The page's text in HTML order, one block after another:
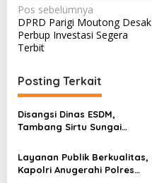
N
a
v
i
g
a
s
i
p
Pos sebelumnya
DPRD Parigi Moutong Desak
Perbup Investasi Segera
Terbit
Posting Terkait
Disangsi Dinas ESDM,
Tambang Sirtu Sungai
Beban
Layanan Publik Berkualitas,
Kapolri Anugerahi Polres